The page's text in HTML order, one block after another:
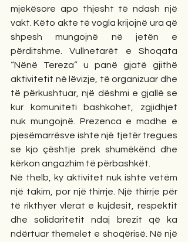
mjekësore apo thjesht të ndash një
vakt. Këto akte të vogla krijojnë ura që
shpesh mungojnë në jetën e
përditshme. Vullnetarët e Shoqata
“Nënë Tereza” u panë gjatë gjithë
aktivitetit në lëvizje, të organizuar dhe
të përkushtuar, një dëshmi e gjallë se
kur komuniteti bashkohet, zgjidhjet
nuk mungojnë. Prezenca e madhe e
pjesëmarrësve ishte një tjetër tregues
se kjo çështje prek shumëkënd dhe
kërkon angazhim të përbashkët.
Në thelb, ky aktivitet nuk ishte vetëm
një takim, por një thirrje. Një thirrje për
të rikthyer vlerat e kujdesit, respektit
dhe solidaritetit ndaj brezit që ka
ndërtuar themelet e shoqërisë. Në një